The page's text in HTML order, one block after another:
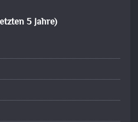
5 Jahre)